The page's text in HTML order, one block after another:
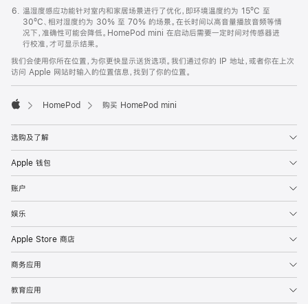
温湿度感应功能针对室内和家居场景进行了优化，即环境温度约为 15ºC 至
30ºC、相对湿度约为 30% 至 70% 的场景。在长时间以高音量播放音频等情
况下，准确性可能会降低。HomePod mini 在启动后需要一定时间对传感器进
行校准，才可显示结果。
我们会使用你所在位置，为你更快显示送货选项。我们通过你的 IP 地址，或者你在上次
访问 Apple 网站时输入的位置信息，找到了你的位置。
HomePod 购买 HomePod mini
选购及了解
Apple 钱包
账户
娱乐
Apple Store 商店
商务应用
教育应用